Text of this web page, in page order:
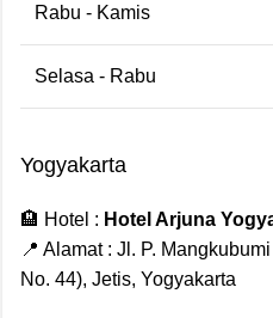
Rabu - Kamis
Selasa - Rabu
Yogyakarta
🏨 Hotel : Hotel Arjuna
📍 Alamat : Jl. P.
No. 44), Jetis, Yogyakarta